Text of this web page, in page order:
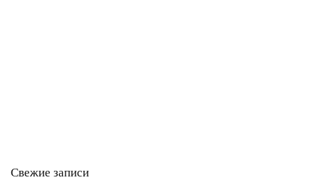
Свежие записи